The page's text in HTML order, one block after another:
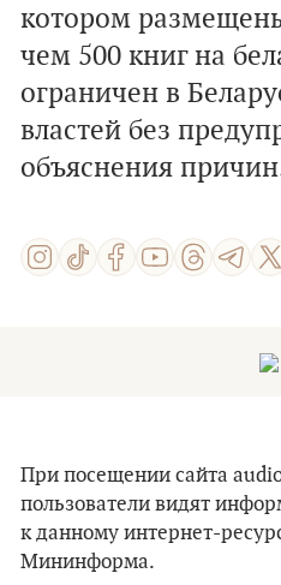
котором
чем 500 книг на
ограничен в
властей без
объяснения
При посещении сайта
пользователи видят
к данному интернет-
Мининформа.